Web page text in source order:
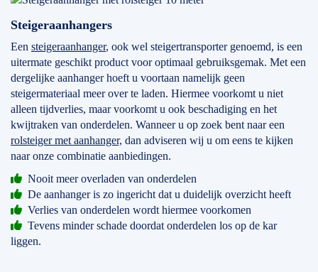
Steigeraanhangers
Een steigeraanhanger, ook wel steigertransporter genoemd, is een
uitermate geschikt product voor optimaal gebruiksgemak. Met een
dergelijke aanhanger hoeft u voortaan namelijk geen
steigermateriaal meer over te laden. Hiermee voorkomt u niet
alleen tijdverlies, maar voorkomt u ook beschadiging en het
kwijtraken van onderdelen. Wanneer u op zoek bent naar een
rolsteiger met aanhanger, dan adviseren wij u om eens te kijken
naar onze combinatie aanbiedingen.
Nooit meer overladen van onderdelen
De aanhanger is zo ingericht dat u duidelijk overzicht heeft
Verlies van onderdelen wordt hiermee voorkomen
Tevens minder schade doordat onderdelen los op de kar
liggen.